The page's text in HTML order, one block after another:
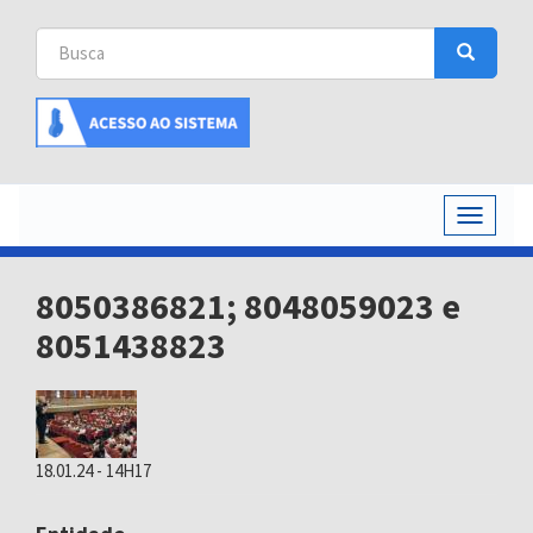
Buscar
Busca
Busca
Toggle
8050386821; 8048059023 e
8051438823
18.01.24 - 14H17